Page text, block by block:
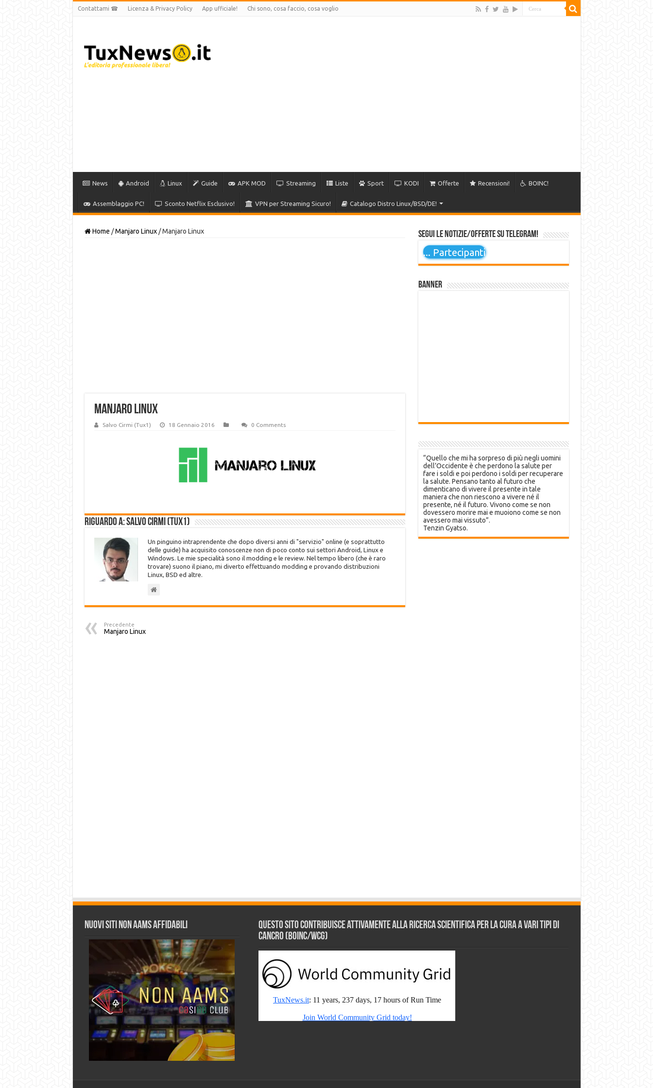
Contattami ☎ Licenza & Privacy Policy App ufficiale! Chi sono, cosa faccio, cosa voglio
News Android Linux Guide APK MOD Streaming Liste Sport KODI Offerte Recensioni! BOINC!
Assemblaggio PC! Sconto Netflix Esclusivo! VPN per Streaming Sicuro! Catalogo Distro Linux/BSD/DE!
Home / Manjaro Linux / Manjaro Linux
Manjaro Linux
Salvo Cirmi (Tux1) 18 Gennaio 2016 0 Comments
Riguardo a: Salvo Cirmi (Tux1)
Un pinguino intraprendente che dopo diversi anni di "servizio" online (e soprattutto
delle guide) ha acquisito conoscenze non di poco conto sui settori Android, Linux e
Windows. Le mie specialità sono il modding e le review. Nel tempo libero (che è raro
trovare) suono il piano, mi diverto effettuando modding e provando distribuzioni
Linux, BSD ed altre.
Precedente
Manjaro Linux
Segui le notizie/offerte su Telegram!
... Partecipanti
Banner
“Quello che mi ha sorpreso di più negli uomini
dell’Occidente è che perdono la salute per
fare i soldi e poi perdono i soldi per recuperare
la salute. Pensano tanto al futuro che
dimenticano di vivere il presente in tale
maniera che non riescono a vivere né il
presente, né il futuro. Vivono come se non
dovessero morire mai e muoiono come se non
avessero mai vissuto”.
Tenzin Gyatso.
Nuovi siti non AAMS affidabili
Questo sito contribuisce attivamente alla ricerca scientifica per la cura a vari tipi di
Cancro (BOINC/WCG)